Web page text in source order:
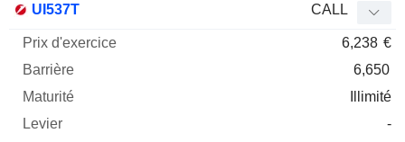
Mnemo Type
UI537T CALL
6,238 €
6,650
Illimité
-